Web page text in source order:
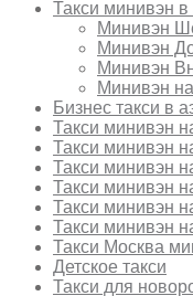
Такси минивэн в
Минивэн
Минивэн
Минивэн
Минивэн
Бизнес такси в
Такси минивэн
Такси минивэн
Такси минивэн
Такси минивэн
Такси минивэн
Такси минивэн
Такси Москва
Детское такси
Такси для